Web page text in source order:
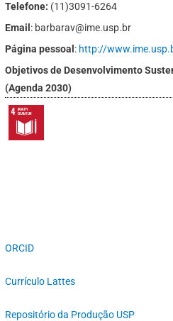
Telefone: (11)3091-6264
Email : barbarav@ime.usp.br
Página pessoal : http://
Objetivos de Desenvolvimento
(Agenda 2030)
ORCID
Currículo Lattes
Repositório da Produção USP